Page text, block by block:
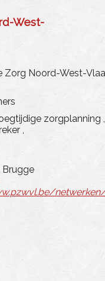
West-
Zorg Noord-West-
zorgplanning
,
Brugge